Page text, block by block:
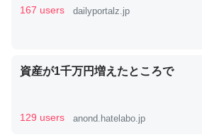
これを元に考えるとカルシウムを大
類は苦労してるんだな…。腹足類だと
167 users dailyportalz.jp
資産が1千万円増えたところで
129 users anond.hatelabo.jp